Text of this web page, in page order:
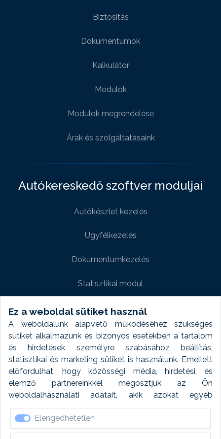
Ez a weboldal sütiket használ
A weboldalunk alapvető működéséhez szükséges
sütiket alkalmazunk és bizonyos esetekben a tartalom
és hirdetések személyre szabásához beállítás,
statisztikai és marketing sütiket is használunk. Emellett
előfordulhat, hogy közösségi média, hirdetési, és
elemző partnereinkkel megosztjuk az Ön
weboldalhasználati adatait, akik azokat egyéb
forrásokból gyűjtött adatokkal kombinálhatják. A sütik
elfogadásával kapcsolatosan naplózást végzünk és
ezen adatokat 6 hónap után automatikusan töröljük. A
Elengedhetetlen
Biztositás
Dokumentumok
Kalkulátor
Modulok
Modulok megrendelése
Árak és szolgáltatásaink
Autókereskedő szoftver moduljai
Autókészlet kezelés
Ügyfélkezelés
Dokumentumkezelés
Statisztikai modul
Weboldal modul
Fényképtár extra modul
Autómosó modul
Feladatütemezés